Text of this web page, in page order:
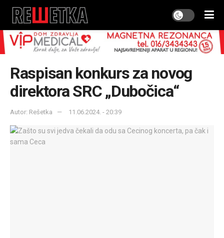
Raspisan konkurs za novog
direktora SRC „Dubočica“
Autor: Rešetka 11.06.2024. - 20:39